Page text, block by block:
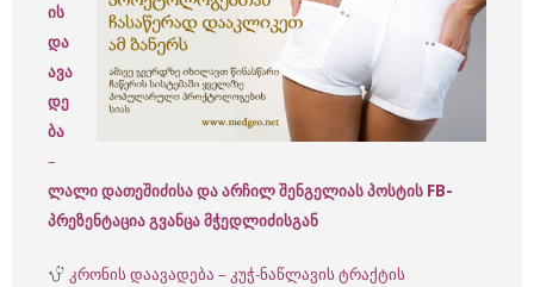
ის
და
ავა
დე
ბა
–
ლალი დათეშიძისა და არჩილ შენგელიას პოსტის FB-
პრეზენტაცია გვანცა მჭედლიძისგან
კრონის დაავადება – კუჭ-ნაწლავის ტრაქტის